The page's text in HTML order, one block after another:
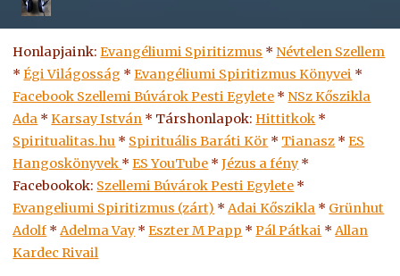
Honlapjaink:Evangéliumi Spiritizmus * Névtelen Szellem
*Égi Világosság *Evangéliumi Spiritizmus Könyvei *
Facebook Szellemi Búvárok Pesti Egylete * NSz Kőszikla
Ada *Karsay István * Társhonlapok:Hittitkok *
Spiritualitas.hu * Spirituális Baráti Kör * Tianasz *ES
Hangoskönyvek *ESYouTube *Jézus a fény *
Facebookok: Szellemi Búvárok Pesti Egylete *
Evangeliumi Spiritizmus (zárt) *Adai Kőszikla * Grünhut
Adolf *Adelma Vay *Eszter M Papp *Pál Pátkai *Allan
Kardec Rivail